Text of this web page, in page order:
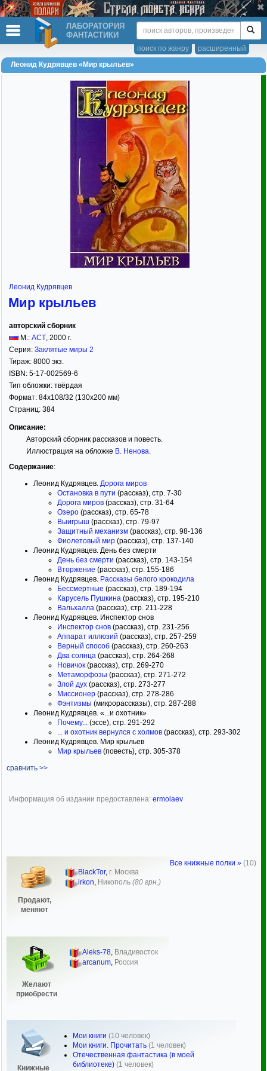
ЛАБОРАТОРИЯ
ФАНТАСТИКИ
расширенный
поиск по жанру
Леонид Кудрявцев «Мир крыльев»
Леонид Кудрявцев
Мир крыльев
авторский сборник
М.: АСТ, 2000 г.
Серия: Заклятые миры 2
Тираж: 8000 экз.
ISBN: 5-17-002569-6
Тип обложки: твёрдая
Формат: 84x108/32 (130x200 мм)
Страниц: 384
Описание:
Авторский сборник рассказов и повесть.
Иллюстрация на обложке В. Ненова.
Содержание:
Леонид Кудрявцев. Дорога миров
Остановка в пути (рассказ), стр. 7-30
Дорога миров (рассказ), стр. 31-64
Озеро (рассказ), стр. 65-78
Выигрыш (рассказ), стр. 79-97
Защитный механизм (рассказ), стр. 98-136
Фиолетовый мир (рассказ), стр. 137-140
Леонид Кудрявцев. День без смерти
День без смерти (рассказ), стр. 143-154
Вторжение (рассказ), стр. 155-186
Леонид Кудрявцев. Рассказы белого крокодила
Бессмертные (рассказ), стр. 189-194
Карусель Пушкина (рассказ), стр. 195-210
Вальхалла (рассказ), стр. 211-228
Леонид Кудрявцев. Инспектор снов
Инспектор снов (рассказ), стр. 231-256
Аппарат иллюзий (рассказ), стр. 257-259
Верный способ (рассказ), стр. 260-263
Два солнца (рассказ), стр. 264-268
Новичок (рассказ), стр. 269-270
Метаморфозы (рассказ), стр. 271-272
Злой дух (рассказ), стр. 273-277
Миссионер (рассказ), стр. 278-286
Фэнтизмы (микрорассказы), стр. 287-288
Леонид Кудрявцев. «...и охотник»
Почему... (эссе), стр. 291-292
... и охотник вернулся с холмов (рассказ), стр. 293-302
Леонид Кудрявцев. Мир крыльев
Мир крыльев (повесть), стр. 305-378
сравнить >>
Информация об издании предоставлена: ermolaev
Продают,
меняют
BlackTor, г. Москва
irkon, Никополь (80 грн.)
Желают
приобрести
Aleks-78, Владивосток
arcanum, Россия
Книжные
Мои книги (10 человек)
Мои книги. Прочитать (1 человек)
Отечественная фантастика (в моей
библиотеке) (1 человек)
Все книжные полки » (10)